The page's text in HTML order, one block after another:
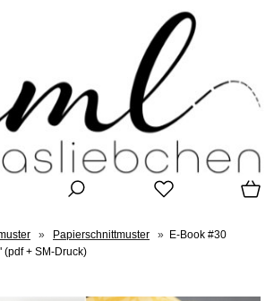
» Papierschnittmuster » E-Book #30
(pdf + SM-Druck)